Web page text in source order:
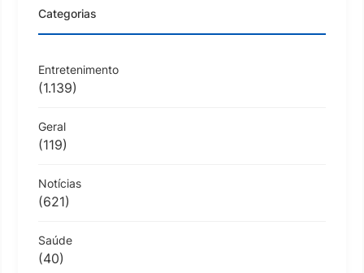
Categorias
Entretenimento
(1.139)
Geral
(119)
Notícias
(621)
Saúde
(40)